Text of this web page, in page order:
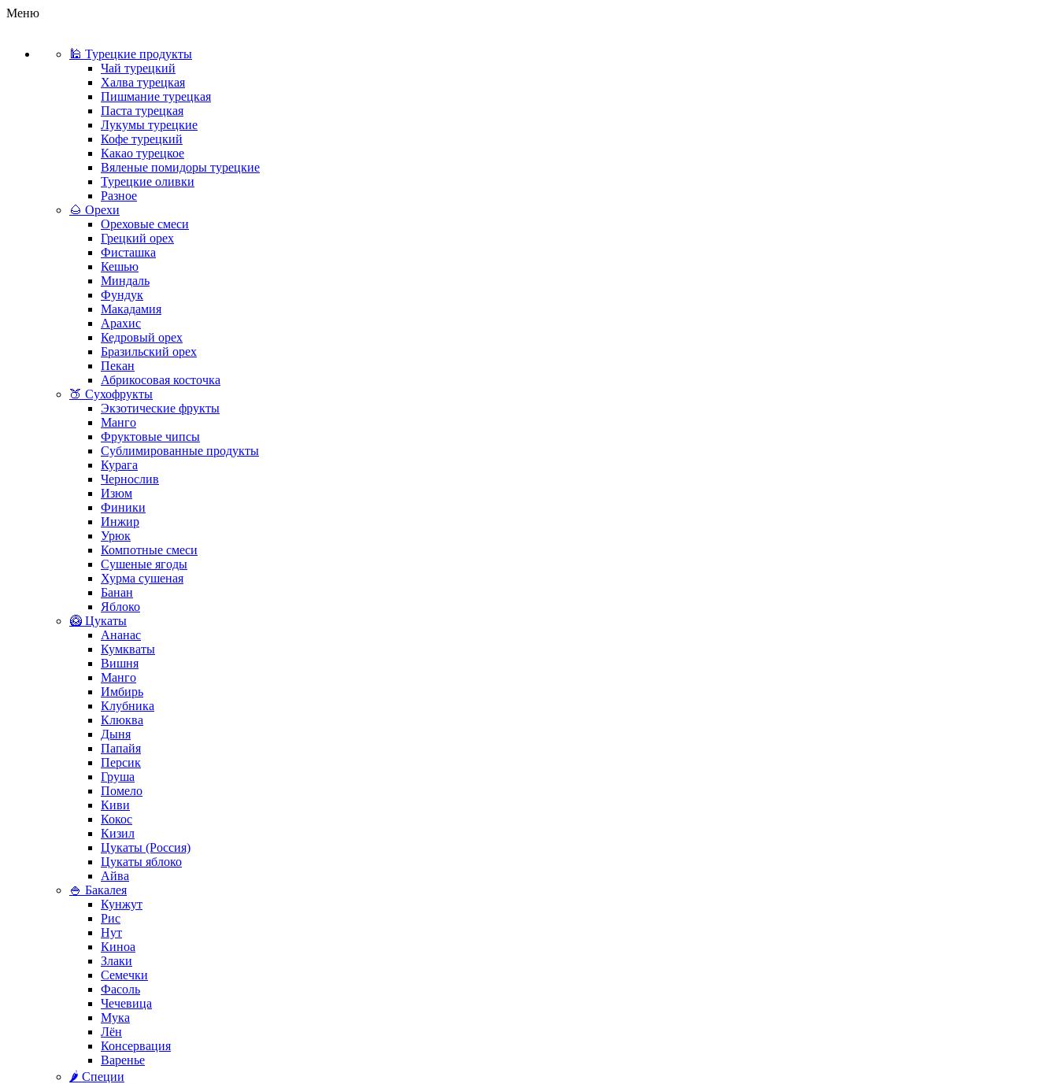
Меню
🕌 Турецкие продукты
Чай турецкий
Халва турецкая
Пишмание турецкая
Паста турецкая
Лукумы турецкие
Кофе турецкий
Какао турецкое
Вяленые помидоры турецкие
Турецкие оливки
Разное
🌰 Орехи
Ореховые смеси
Грецкий орех
Фисташка
Кешью
Миндаль
Фундук
Макадамия
Арахис
Кедровый орех
Бразильский орех
Пекан
Абрикосовая косточка
🍑 Сухофрукты
Экзотические фрукты
Манго
Фруктовые чипсы
Сублимированные продукты
Курага
Чернослив
Изюм
Финики
Инжир
Урюк
Компотные смеси
Сушеные ягоды
Хурма сушеная
Банан
Яблоко
🥝 Цукаты
Ананас
Кумкваты
Вишня
Манго
Имбирь
Клубника
Клюква
Дыня
Папайя
Персик
Груша
Помело
Киви
Кокос
Кизил
Цукаты (Россия)
Цукаты яблоко
Айва
🍚 Бакалея
Кунжут
Рис
Нут
Киноа
Злаки
Семечки
Фасоль
Чечевица
Мука
Лён
Консервация
Варенье
🌶️ Специи